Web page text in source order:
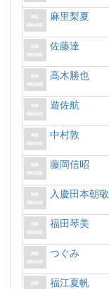
麻里梨夏
佐藤達
高木勝也
遊佐航
中村敦
藤岡信昭
入慶田本朝敬
福田琴美
つぐみ
福江夏帆